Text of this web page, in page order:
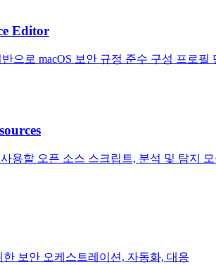
Editor
으로 macOS 보안 규정 준수 구성 프로필
사용할 오픈 소스 스크립트, 분석 및 탐지
한 보안 오케스트레이션, 자동화, 대응